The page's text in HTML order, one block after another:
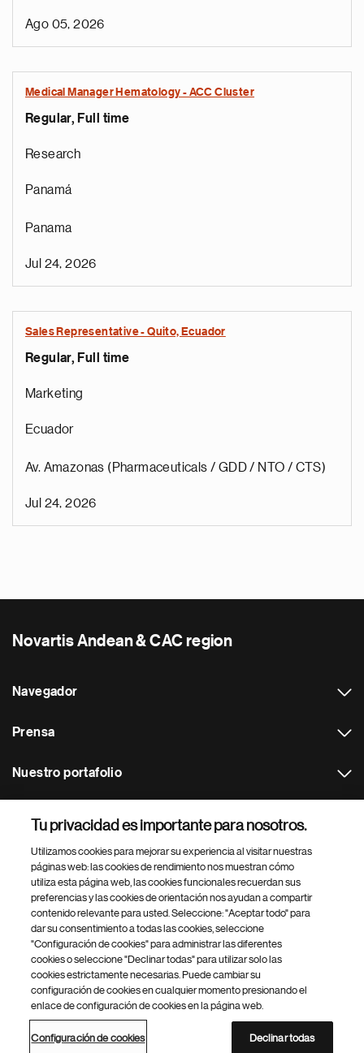
Ago 05, 2026
Medical Manager Hematology - ACC Cluster
Regular, Full time
Research
Panamá
Panama
Jul 24, 2026
Sales Representative - Quito, Ecuador
Regular, Full time
Marketing
Ecuador
Av. Amazonas (Pharmaceuticals / GDD / NTO / CTS)
Jul 24, 2026
Novartis Andean & CAC region
Navegador
Prensa
Nuestro portafolio
Footer Site Search
inferior
del
© 2026 Novartis AG
Política de privacidad Términos de uso
Accesibilidad
Configuración de cookies
Mapa del sitio
Tu privacidad es importante para nosotros.
Utilizamos cookies para mejorar su experiencia al visitar nuestras
páginas web: las cookies de rendimiento nos muestran cómo
utiliza esta página web, las cookies funcionales recuerdan sus
preferencias y las cookies de orientación nos ayudan a compartir
contenido relevante para usted. Seleccione: "Aceptar todo" para
dar su consentimiento a todas las cookies, seleccione
"Configuración de cookies" para administrar las diferentes
cookies o seleccione "Declinar todas" para utilizar solo las
cookies estrictamente necesarias. Puede cambiar su
configuración de cookies en cualquier momento presionando el
enlace de configuración de cookies en la página web.
Configuración de cookies Declinar todas